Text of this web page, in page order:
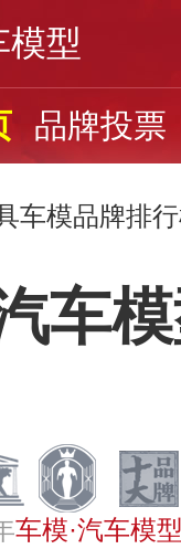
模型
品牌投票
车模品牌排
车
车模·汽车模